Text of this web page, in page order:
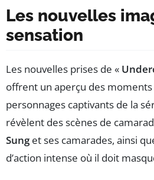
Les nouvelles
sensation
Les nouvelles prises de «
offrent un aperçu des
personnages captivants de la
révèlent des scènes de
Sunget ses camarades, ainsi
d’action intense où il doit